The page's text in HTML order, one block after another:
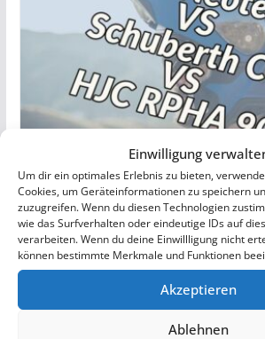
Einwilligung
Um dir ein optimales Erlebnis zu bieten,
Cookies, um Geräteinformationen zu speichern
zuzugreifen. Wenn du diesen Technologien
wie das Surfverhalten oder eindeutige IDs auf
verarbeiten. Wenn du deine Einwillligung nicht
können bestimmte Merkmale und Funktionen
Akzeptieren
Ablehnen
Shoei Neotec 2 vs
HJC RPHA 80 –
15. Oktober 2021